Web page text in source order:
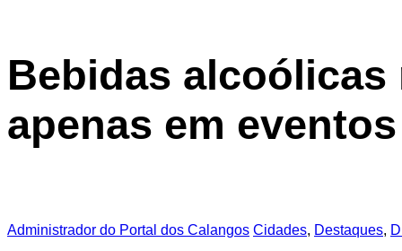
Bebidas alcoólicas
apenas em
Administrador do Portal dos Calangos Cidades, Destaques,